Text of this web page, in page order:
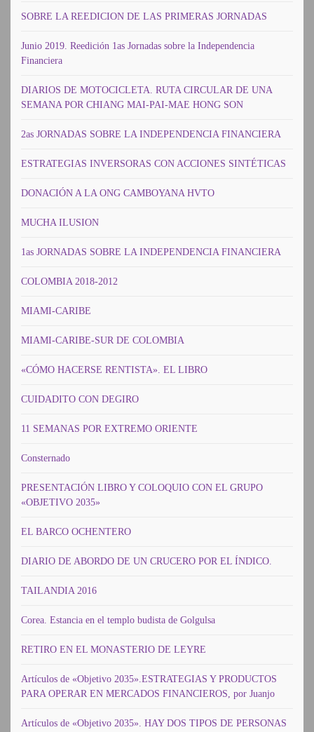
SOBRE LA REEDICION DE LAS PRIMERAS JORNADAS
Junio 2019. Reedición 1as Jornadas sobre la Independencia
Financiera
DIARIOS DE MOTOCICLETA. RUTA CIRCULAR DE UNA
SEMANA POR CHIANG MAI-PAI-MAE HONG SON
2as JORNADAS SOBRE LA INDEPENDENCIA FINANCIERA
ESTRATEGIAS INVERSORAS CON ACCIONES SINTÉTICAS
DONACIÓN A LA ONG CAMBOYANA HVTO
MUCHA ILUSION
1as JORNADAS SOBRE LA INDEPENDENCIA FINANCIERA
COLOMBIA 2018-2012
MIAMI-CARIBE
MIAMI-CARIBE-SUR DE COLOMBIA
«CÓMO HACERSE RENTISTA». EL LIBRO
CUIDADITO CON DEGIRO
11 SEMANAS POR EXTREMO ORIENTE
Consternado
PRESENTACIÓN LIBRO Y COLOQUIO CON EL GRUPO
«OBJETIVO 2035»
EL BARCO OCHENTERO
DIARIO DE ABORDO DE UN CRUCERO POR EL ÍNDICO.
TAILANDIA 2016
Corea. Estancia en el templo budista de Golgulsa
RETIRO EN EL MONASTERIO DE LEYRE
Artículos de «Objetivo 2035».ESTRATEGIAS Y PRODUCTOS
PARA OPERAR EN MERCADOS FINANCIEROS, por Juanjo
Artículos de «Objetivo 2035». HAY DOS TIPOS DE PERSONAS